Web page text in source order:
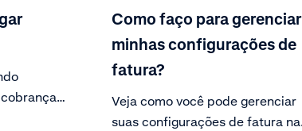
Como faço para gerenciar
minhas configurações de
fatura?
Veja como você pode gerenciar
suas configurações de fatura na